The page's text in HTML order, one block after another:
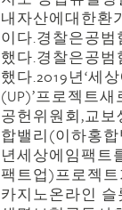
내자산에대한환
이다.경찰은공
했다.경찰은공
했다.2019년‘세
(UP)’프로젝트
공헌위원회,교
합밸리(이하홍합
년세상에임팩트
팩트업)프로젝
카지노온라인 슬